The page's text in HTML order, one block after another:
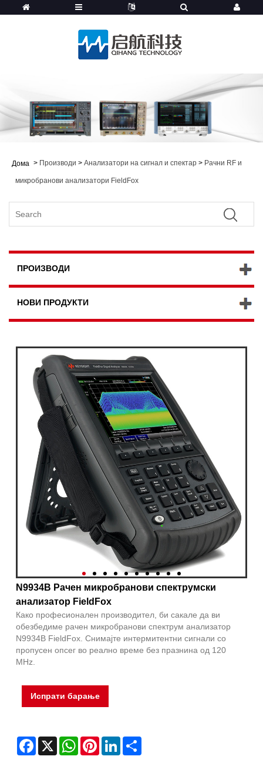
Дома > Производи > Анализатори на сигнал и спектар > Рачни RF и
микробранови анализатори FieldFox
ПРОИЗВОДИ
НОВИ ПРОДУКТИ
N9934B Рачен микробранови спектрумски
анализатор FieldFox
Како професионален производител, би сакале да ви
обезбедиме рачен микробранови спектрум анализатор
N9934B FieldFox. Снимајте интермитентни сигнали со
пропусен опсег во реално време без празнина од 120
MHz.
Испрати барање
Facebook
X WhatsAppPinterestLinkedIn